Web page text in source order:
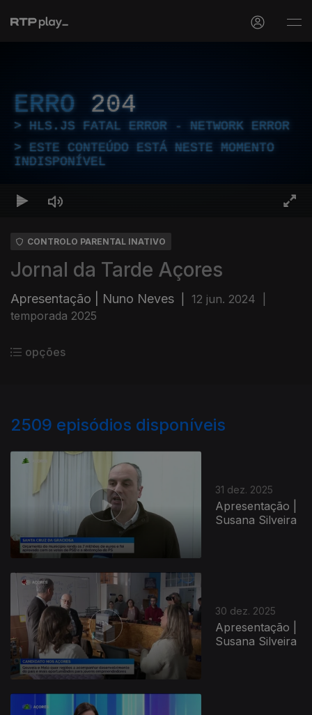
ERRO 204
HLS.JS FATAL ERROR - NETWORK ERROR
ESTE CONTEÚDO ESTÁ NESTE MOMENTO
INDISPONÍVEL
CONTROLO PARENTAL INATIVO
Jornal da Tarde Açores
Apresentação | Nuno Neves 12 jun. 2024
temporada 2025
opções
2509 episódios disponíveis
31 dez. 2025
Apresentação |
Susana Silveira
30 dez. 2025
Apresentação |
Susana Silveira